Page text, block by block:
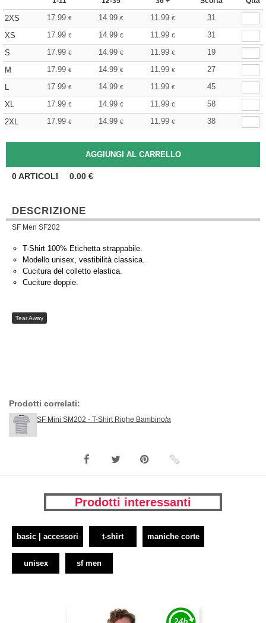
2XS 17.99 € 14.99 € 11.99 €
31
XS
17.99 € 14.99 € 11.99 €
31
S
17.99 € 14.99 € 11.99 €
19
M
17.99 € 14.99 € 11.99 €
27
L
17.99 € 14.99 € 11.99 €
45
XL
17.99 € 14.99 € 11.99 €
58
2XL
17.99 € 14.99 € 11.99 € 38
0ARTICOLI 0.00 €
DESCRIZIONE
SF Men SF202
T-Shirt 100% Etichetta strappabile.
Modello unisex, vestibilità classica.
Cucitura del colletto elastica.
Cuciture doppie.
Tear Away
Prodotti correlati:
SF Mini SM202 - T-Shirt Righe Bambino/a
Prodotti interessanti
basic | accessori t-shirt maniche corte
unisex sf men